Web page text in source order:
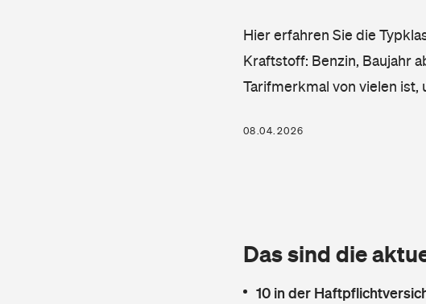
Hier erfahren Sie die
Kraftstoff: Benzin, Baujahr
Tarifmerkmal von vielen
08.04.2026
Das sind die
10 in der